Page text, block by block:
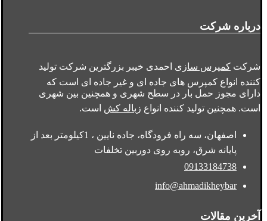
درباره شرکت
شرکت کمپرس سازی احمدی خیبر بزرگترین شرکت تولید
کننده انواع کمپرس های جاده ای و غیر جاده ای است که
دارای مجوز حمل بار در سطح شهری و همچنین بین شهری
است. همچنین تولید کننده انواع زباله کش است.
اصفهان، سه راه فرودگاه، جاده نایین ، 1کیلومتر بعد از
پایانه شرق، روبه روی دوربین تخلفات
09133184738
info@ahmadikheybar
آخرین مقالات